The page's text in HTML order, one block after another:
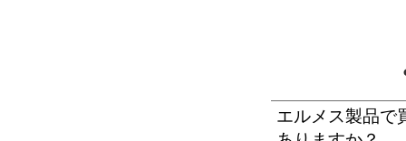
エルメス製品で